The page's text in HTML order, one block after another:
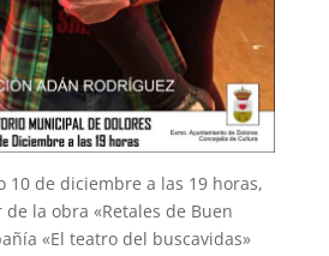
10 de diciembre a las 19 horas,
la obra «Retales de Buen
«El teatro del buscavidas»